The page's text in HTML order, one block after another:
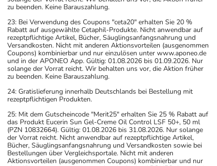
zu beenden. Keine Barauszahlung.
23: Bei Verwendung des Coupons "ceta20" erhalten Sie 20 %
Rabatt auf ausgewählte Cetaphil-Produkte. Nicht anwendbar auf
rezeptpflichtige Artikel, Bücher, Säuglingsanfangsnahrung und
Versandkosten. Nicht mit anderen Aktionsvorteilen (ausgenommen
Coupons) kombinierbar und nur einzulösen unter www.aponeo.de
und in der APONEO App. Gültig: 01.08.2026 bis 01.09.2026. Nur
solange der Vorrat reicht. Wir behalten uns vor, die Aktion früher
zu beenden. Keine Barauszahlung.
24: Gratislieferung innerhalb Deutschlands bei Bestellung mit
rezeptpflichtigen Produkten.
25: Mit dem Gutscheincode "Merit25" erhalten Sie 25 % Rabatt auf
das Produkt Eucerin Sun Gel-Creme Oil Control LSF 50+, 50 ml
(PZN 10832664). Gültig: 01.08.2026 bis 31.08.2026. Nur solange
der Vorrat reicht. Nicht anwendbar auf rezeptpflichtige Artikel,
Bücher, Säuglingsanfangsnahrung und Versandkosten sowie bei
Bestellungen über Vergleichsportale. Nicht mit anderen
Aktionsvorteilen (ausgenommen Coupons) kombinierbar und nur